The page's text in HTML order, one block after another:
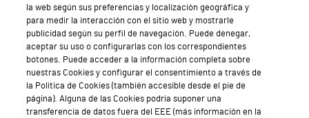
Quiénes somos
Trabajar en Vithas
Teléfono Cita Médica
Teléfono Atención al Cliente
la web según sus preferencias y localización geográfica y
para medir la interacción con el sitio web y mostrarle
publicidad según su perfil de navegación. Puede denegar,
aceptar su uso o configurarlas con los correspondientes
botones. Puede acceder a la información completa sobre
nuestras Cookies y configurar el consentimiento a través de
la Política de Cookies (también accesible desde el pie de
página). Alguna de las Cookies podría suponer una
transferencia de datos fuera del EEE (más información en la